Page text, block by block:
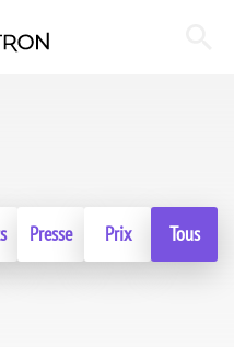
Presse Prix Tous